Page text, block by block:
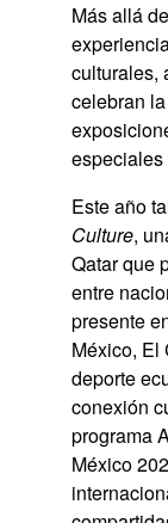
Más allá
culturales,
celebran
especiales
Este año
Culture,
Qatar que
entre
presente
México, El
deporte
conexión
programa
México